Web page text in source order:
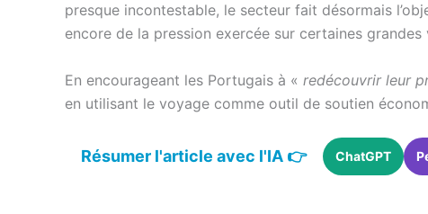
presque incontestable, le secteur fait désormais
encore de la pression exercée sur certaines grandes
En encourageant les Portugais à « redécouvrir leur
en utilisant le voyage comme outil de soutien
Résumer l'article avec l'IA 👉 ChatGPT